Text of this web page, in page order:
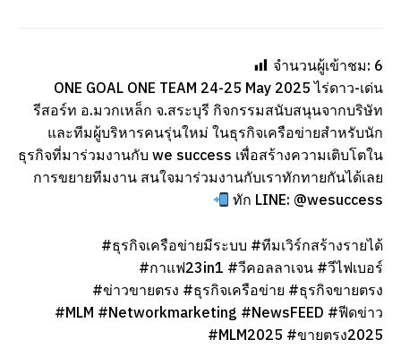
จำนวนผู้เข้าชม: 6
ONE GOAL ONE TEAM 24-25 May 2025 ไร่ดาว-เด่น
รีสอร์ท อ.มวกเหล็ก จ.สระบุรี กิจกรรมสนับสนุนจากบริษัท
และทีมผู้บริหารคนรุ่นใหม่ ในธุรกิจเครือข่ายสำหรับนัก
ธุรกิจที่มาร่วมงานกับ we success เพื่อสร้างความเติบโตใน
การขยายทีมงาน สนใจมาร่วมงานกับเราทักทายกันได้เลย
ทัก LINE: @wesuccess
#ธุรกิจเครือข่ายมีระบบ #ทีมเวิร์กสร้างรายได้
#กาแฟ23in1 #วีคอลลาเจน #วีไฟเบอร์
#ข่าวขายตรง #ธุรกิจเครือข่าย #ธุรกิจขายตรง
#MLM #Networkmarketing #NewsFEED #ฟีดข่าว
#MLM2025 #ขายตรง2025